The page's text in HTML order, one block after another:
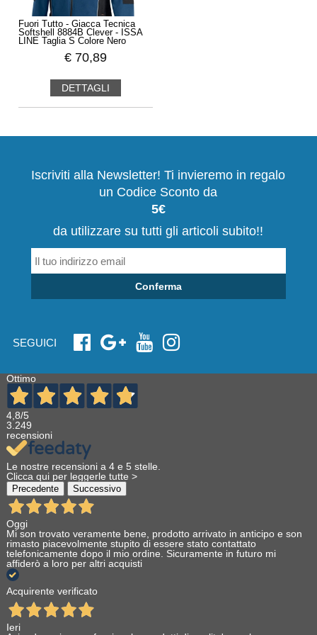
Fuori Tutto - Giacca Tecnica
Softshell 8884B Clever - ISSA
LINE Taglia S Colore Nero
€ 70,89
DETTAGLI
Iscriviti alla Newsletter! Ti invieremo in regalo
un Codice Sconto da
5€
da utilizzare su tutti gli articoli subito!!
Conferma
SEGUICI
Ottimo
4,8/5
3.249
recensioni
Le nostre recensioni a 4 e 5 stelle.
Clicca qui per leggerle tutte >
Precedente Successivo
Oggi
Mi son trovato veramente bene, prodotto arrivato in anticipo e son
rimasto piacevolmente stupito di essere stato contattato
telefonicamente dopo il mio ordine. Sicuramente in futuro mi
affiderò a loro per altri acquisti
Acquirente verificato
Ieri